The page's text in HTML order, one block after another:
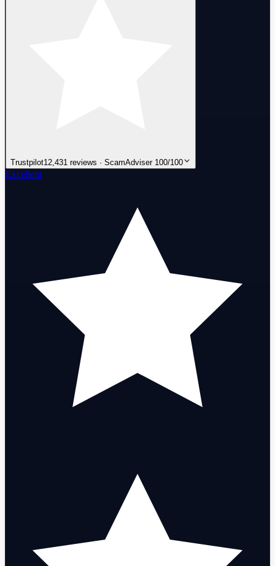
Trustpilot12,431 reviews · ScamAdviser 100/100
Excellent